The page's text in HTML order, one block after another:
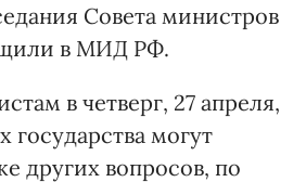
Совета министров
в МИД РФ.
в четверг, 27 апреля,
государства могут
других вопросов, по